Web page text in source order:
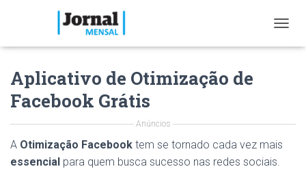
O
A
I
Aplicativo de Otimização de
Facebook Grátis
Anúncios
A Otimização Facebook tem se tornado cada vez mais
essencial para quem busca sucesso nas redes sociais.